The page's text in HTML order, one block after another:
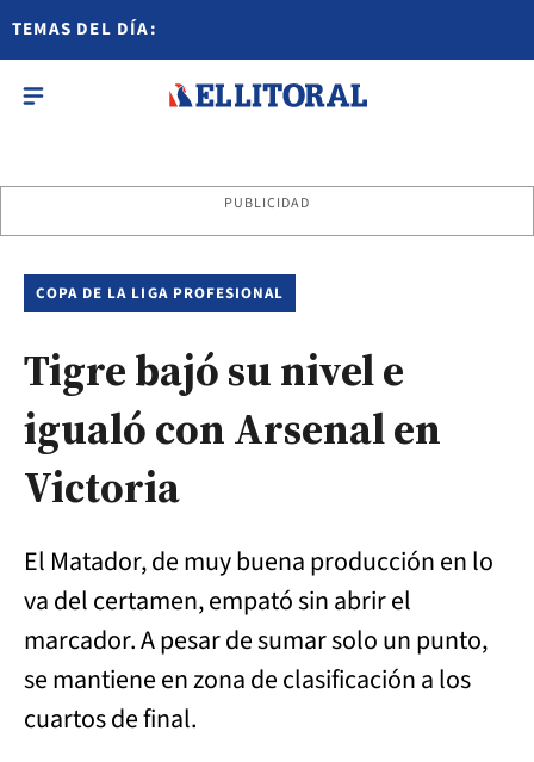
TEMAS DEL DÍA:
PUBLICIDAD
COPA DE LA LIGA PROFESIONAL
Tigre bajó su nivel e
igualó con Arsenal en
Victoria
El Matador, de muy buena producción en lo
va del certamen, empató sin abrir el
marcador. A pesar de sumar solo un punto,
se mantiene en zona de clasificación a los
cuartos de final.